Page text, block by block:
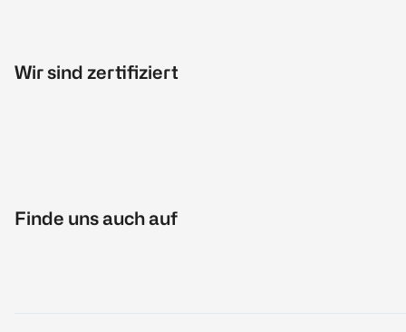
Wir sind zertifiziert
Finde uns auch auf